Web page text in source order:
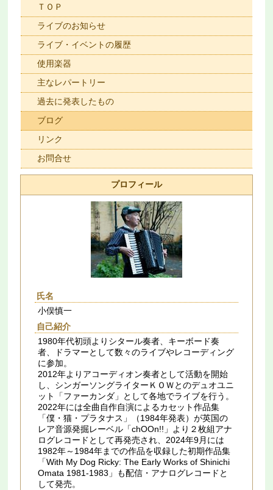
ＴＯＰ
ライブのお知らせ
ライブ・イベントの履歴
使用楽器
主なレパートリー
過去に発表したもの
ブログ
リンク
お問合せ
プロフィール
氏名
小俣慎一
自己紹介
1980年代初頭よりシタール奏者、キーボード奏
者、ドラマーとして数々のライブやレコーディング
に参加。
2012年よりアコーディオン奏者として活動を開始
し、シンガーソングライターＫＯＷとのデュオユニ
ット「ファーカンダ」として各地でライブを行う。
2022年には全曲自作自演によるカセット作品集
「僕・猫・プラタナス」（1984年発表）が英国の
レア音源発掘レーベル「chOOn!!」より２枚組アナ
ログレコードとして再発売され、2024年9月には
1982年～1984年までの作品を収録した初期作品集
「With My Dog Ricky: The Early Works of Shinichi
Omata 1981​-​1983」も配信・アナログレコードと
して発売。